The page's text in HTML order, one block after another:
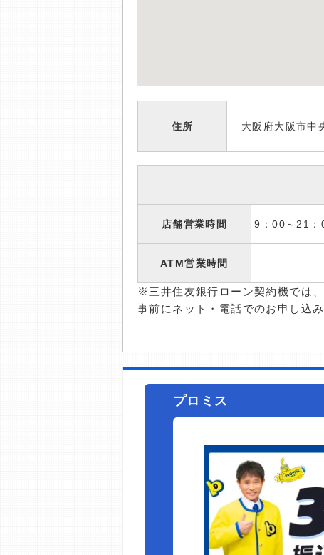
住所 大阪府大阪市中
店舗営業時間 9：00～21：
ATM営業時間
※三井住友銀行ローン契約機では
事前にネット・電話でのお申し込
プロミス